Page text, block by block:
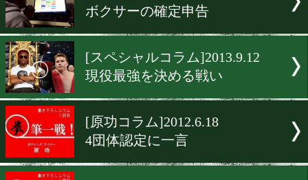
[村上清司コラム]2014.12.10
KO率100%
[コラム]2014.10.25
黄金の系譜を辿る